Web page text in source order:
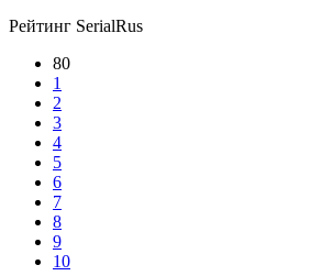
Рейтинг SerialRus
80
1
2
3
4
5
6
7
8
9
10